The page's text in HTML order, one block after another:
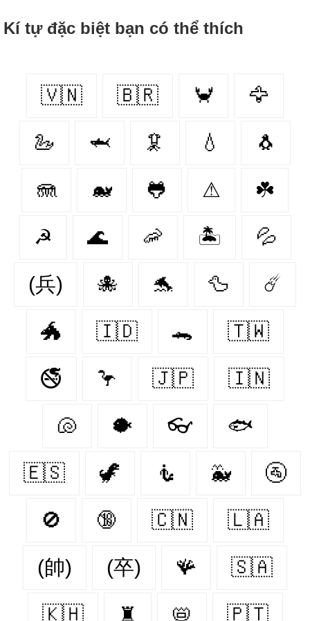
Kí tự đặc biệt bạn có thể thích
🇻🇳 🇧🇷 🦀 🦅
🦢 🦈 🦑 💧 🐧
🪼 🐋 🐸 ⚠ ☘️
☭ 🌊 🦐 🏝️ 💦
(兵) 🐙 🐬 🦆 ☄️
🐲 🇮🇩 🐊 🇹🇼
🚭 🦩 🇯🇵 🇮🇳
🐚 🐡 👓 🐟
🇪🇸 🦖 🧜 🐳 🚰
🚫 🔞 🇨🇳 🇱🇦
(帥) (卒) 🪸 🇸🇦
🇰🇭 ♜ 📛 🇵🇹